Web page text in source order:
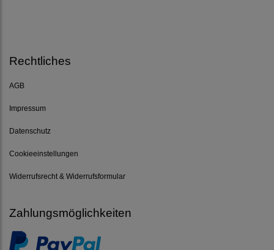
Rechtliches
AGB
Impressum
Datenschutz
Cookieeinstellungen
Widerrufsrecht & Widerrufsformular
Zahlungsmöglichkeiten